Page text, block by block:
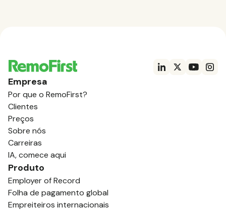
Empresa
Por que o RemoFirst?
Clientes
Preços
Sobre nós
Carreiras
IA, comece aqui
Produto
Employer of Record
Folha de pagamento global
Empreiteiros internacionais